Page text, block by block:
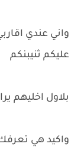
واني عندي
عليكم ثنيبنكم
بلاول اخليهم
واكيد هي